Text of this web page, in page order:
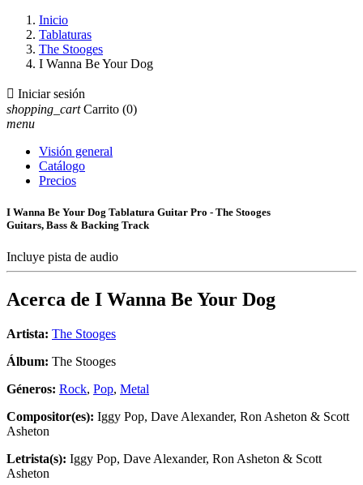
Inicio
Tablaturas
The Stooges
I Wanna Be Your Dog
 Iniciar sesión
shopping_cart Carrito (0)
menu
Visión general
Catálogo
Precios
I Wanna Be Your Dog Tablatura Guitar Pro - The Stooges
Guitars, Bass & Backing Track
Incluye pista de audio
Acerca de I Wanna Be Your Dog
Artista: The Stooges
Álbum: The Stooges
Géneros: Rock, Pop, Metal
Compositor(es): Iggy Pop, Dave Alexander, Ron Asheton & Scott
Asheton
Letrista(s): Iggy Pop, Dave Alexander, Ron Asheton & Scott
Asheton